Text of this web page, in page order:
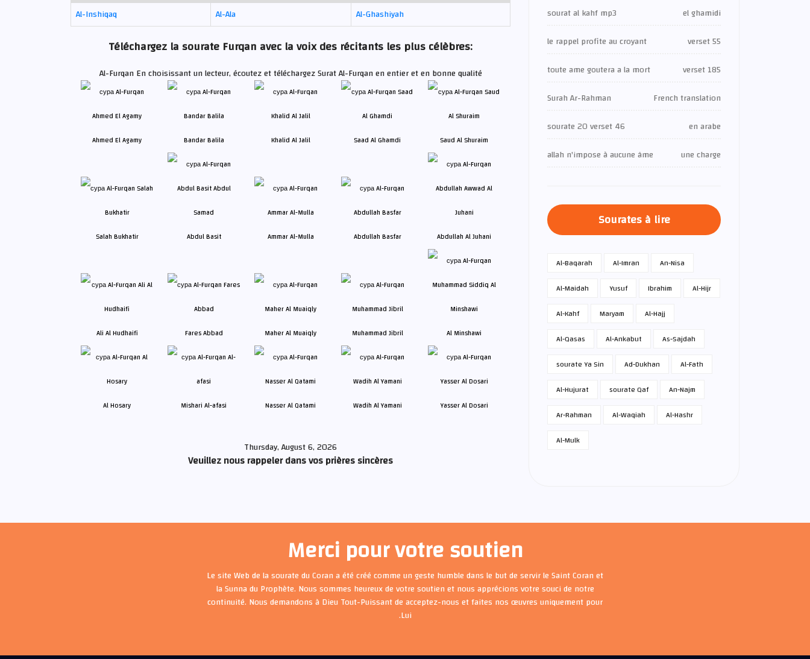
Al-Inshiqaq
Al-Ala Al-Ghashiyah
Téléchargez la sourate Furqan avec la voix des récitants les plus célèbres:
Al-Furqan En choisissant un lecteur, écoutez et téléchargez Surat Al-Furqan en entier et en bonne qualité
Ahmed El Agamy Bandar Balila Khalid Al Jalil Saad Al Ghamdi Saud Al Shuraim
Salah Bukhatir Abdul Basit Ammar Al-Mulla Abdullah Basfar Abdullah Al Juhani
Ali Al Hudhaifi Fares Abbad Maher Al Muaiqly Muhammad Jibril Al Minshawi
Al Hosary Mishari Al-afasi Nasser Al Qatami Wadih Al Yamani Yasser Al Dosari
Thursday, August 6, 2026
Veuillez nous rappeler dans vos prières sincères
sourat al kahf mp3
el ghamidi
le rappel profite au croyant
verset 55
toute ame goutera a la mort
verset 185
Surah Ar-Rahman
French translation
sourate 20 verset 46
en arabe
allah n'impose à aucune âme
une charge
Sourates à lire
Al-Baqarah Al-Imran
An-Nisa
Al-Maidah
Yusuf Ibrahim
Al-Hijr
Al-Kahf
Maryam
Al-Hajj
Al-Qasas
Al-Ankabut
As-Sajdah
sourate Ya Sin
Ad-Dukhan
Al-Fath
Al-Hujurat
sourate Qaf
An-Najm
Ar-Rahman
Al-Waqiah
Al-Hashr
Al-Mulk
Merci pour votre soutien
Le site Web de la sourate du Coran a été créé comme un geste humble dans le but de servir le Saint Coran et
la Sunna du Prophète. Nous sommes heureux de votre soutien et nous apprécions votre souci de notre
continuité. Nous demandons à Dieu Tout-Puissant de acceptez-nous et faites nos œuvres uniquement pour
Lui.